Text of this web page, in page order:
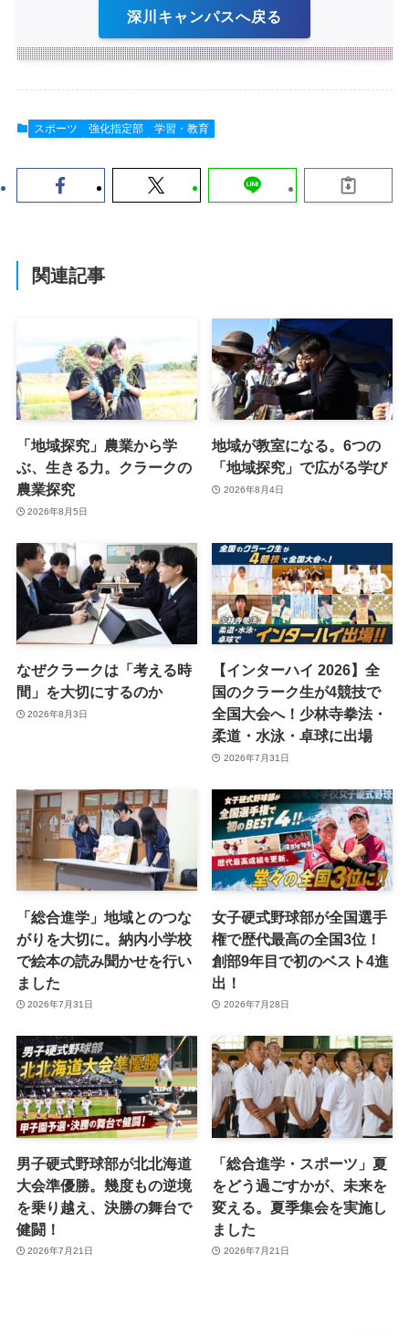
深川キャンパスへ戻る
スポーツ 強化指定部 学習・教育
関連記事
「地域探究」農業から学
ぶ、生きる力。クラークの
農業探究
2026年8月5日
地域が教室になる。6つの
「地域探究」で広がる学び
2026年8月4日
なぜクラークは「考える時
間」を大切にするのか
2026年8月3日
【インターハイ 2026】全
国のクラーク生が4競技で
全国大会へ！少林寺拳法・
柔道・水泳・卓球に出場
2026年7月31日
「総合進学」地域とのつな
がりを大切に。納内小学校
で絵本の読み聞かせを行い
ました
2026年7月31日
女子硬式野球部が全国選手
権で歴代最高の全国3位！
創部9年目で初のベスト4進
出！
2026年7月28日
男子硬式野球部が北北海道
大会準優勝。幾度もの逆境
を乗り越え、決勝の舞台で
健闘！
2026年7月21日
「総合進学・スポーツ」夏
をどう過ごすかが、未来を
変える。夏季集会を実施し
ました
2026年7月21日